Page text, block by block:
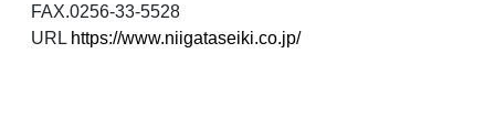
FAX.0256-33-5528
URL https://www.niigataseiki.co.jp/